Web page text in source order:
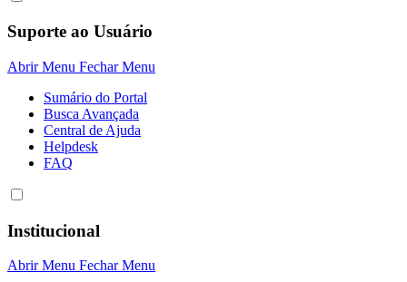
Suporte ao Usuário
Abrir Menu Fechar Menu
Sumário do Portal
Busca Avançada
Central de Ajuda
Helpdesk
FAQ
Institucional
Abrir Menu Fechar Menu